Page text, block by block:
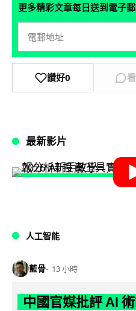
更多精彩文章每日送到電子
讚好0
最新影片
人工智能
藍骨 13 小時
中國官媒批評 AI